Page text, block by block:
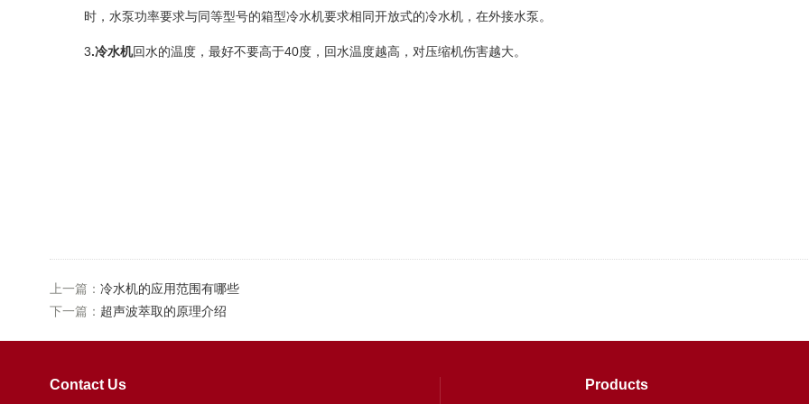
时，水泵功率要求与同等型号的箱型冷水机要求相同开放式的冷水机，在外接水泵。
3.冷水机回水的温度，最好不要高于40度，回水温度越高，对压缩机伤害越大。
上一篇： 冷水机的应用范围有哪些
下一篇： 超声波萃取的原理介绍
Contact Us Products